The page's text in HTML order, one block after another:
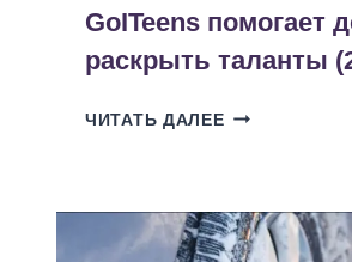
GoITeens помогает
раскрыть таланты
ЧИТАТЬ ДАЛЕЕОТ
ДО